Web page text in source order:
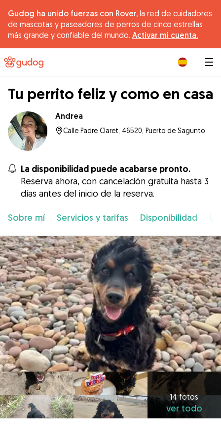
Gudog ha unido fuerzas con Rover, la red de cuidadores
de mascotas y paseadores de perros de cinco estrellas
más grande y confiable del mundo. Activar mi cuenta.
Tu perrito feliz y como en casa
Andrea
Calle Padre Claret, 46520, Puerto de Sagunto
La disponibilidad puede acabarse pronto.
Reserva ahora, con cancelación gratuita hasta 3
días antes del inicio de la reserva.
Sobre mí Servicios y tarifas Disponibilidad
14 fotos
ver todo